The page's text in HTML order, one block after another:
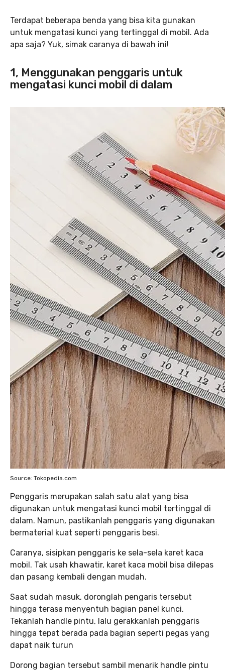
Terdapat beberapa benda yang bisa kita gunakan
untuk mengatasi kunci yang tertinggal di mobil. Ada
apa saja? Yuk, simak caranya di bawah ini!
1, Menggunakan penggaris untuk
mengatasi kunci mobil di dalam
Source: Tokopedia.com
Penggaris merupakan salah satu alat yang bisa
digunakan untuk mengatasi kunci mobil tertinggal di
dalam. Namun, pastikanlah penggaris yang digunakan
bermaterial kuat seperti penggaris besi.
Caranya, sisipkan penggaris ke sela-sela karet kaca
mobil. Tak usah khawatir, karet kaca mobil bisa dilepas
dan pasang kembali dengan mudah.
Saat sudah masuk, doronglah pengaris tersebut
hingga terasa menyentuh bagian panel kunci.
Tekanlah handle pintu, lalu gerakkanlah penggaris
hingga tepat berada pada bagian seperti pegas yang
dapat naik turun
Dorong bagian tersebut sambil menarik handle pintu